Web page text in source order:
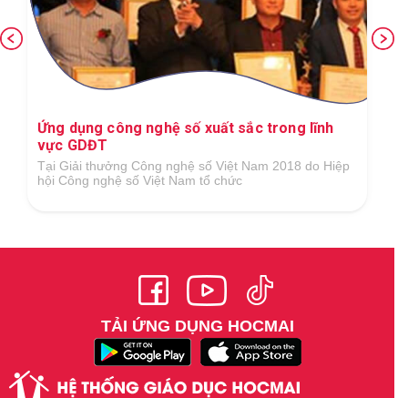
Ứng dụng công nghệ số xuất sắc trong lĩnh
vực GDĐT
Tại Giải thưởng Công nghệ số Việt Nam 2018 do Hiệp
hội Công nghệ số Việt Nam tổ chức
TẢI ỨNG DỤNG HOCMAI